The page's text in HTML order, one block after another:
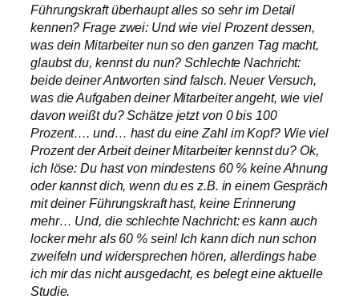
Führungskraft überhaupt alles so sehr im Detail
kennen? Frage zwei: Und wie viel Prozent dessen,
was dein Mitarbeiter nun so den ganzen Tag macht,
glaubst du, kennst du nun? Schlechte Nachricht:
beide deiner Antworten sind falsch. Neuer Versuch,
was die Aufgaben deiner Mitarbeiter angeht, wie viel
davon weißt du? Schätze jetzt von 0 bis 100
Prozent…. und… hast du eine Zahl im Kopf? Wie viel
Prozent der Arbeit deiner Mitarbeiter kennst du? Ok,
ich löse: Du hast von mindestens 60 % keine Ahnung
oder kannst dich, wenn du es z.B. in einem Gespräch
mit deiner Führungskraft hast, keine Erinnerung
mehr… Und, die schlechte Nachricht: es kann auch
locker mehr als 60 % sein! Ich kann dich nun schon
zweifeln und widersprechen hören, allerdings habe
ich mir das nicht ausgedacht, es belegt eine aktuelle
Studie.